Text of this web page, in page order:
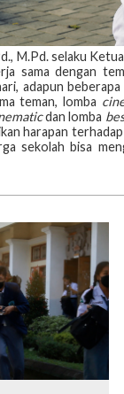
M.Pd. selaku
sama dengan
adapun
teman, lomba
dan lomba
harapan
sekolah bisa